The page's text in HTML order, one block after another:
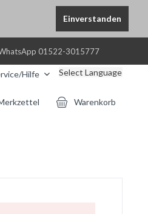
Einverstanden
01522-3015777
Hilfe Select Language
Warenkorb